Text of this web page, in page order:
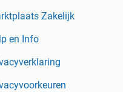
Zakelijk
en Info